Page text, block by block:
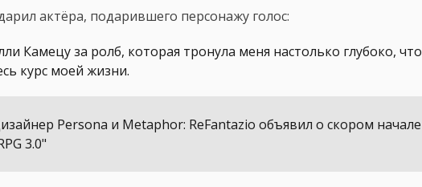
актёра, подарившего персонажу голос:
Камецу за ролб, которая тронула меня настолько глубоко, что
курс моей жизни.
Persona и Metaphor: ReFantazio объявил о скором начале
3.0"